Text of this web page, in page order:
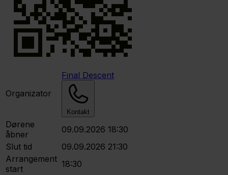
Organizator
Final Descent
Kontakt
Dørene
åbner
09.09.2026 18:30
Slut tid
09.09.2026 21:30
Arrangement
start
18:30